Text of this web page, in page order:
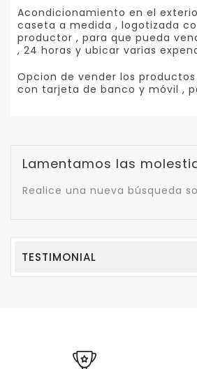
Acondicionamiento en el
caseta a medida , logotizada
productor , para que pueda
, 24 horas y ubicar varias
Opcion de vender los
con tarjeta de banco y móvil ,
Lamentamos las
Realice una nueva búsqueda
TESTIMONIAL